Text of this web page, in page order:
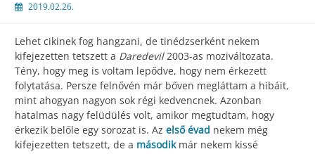
2019.02.26.
Lehet cikinek fog hangzani, de tinédzserként nekem
kifejezetten tetszett a Daredevil2003-as moziváltozata.
Tény, hogy meg is voltam lepődve, hogy nem érkezett
folytatása. Persze felnővén már bőven megláttam a hibáit,
mint ahogyan nagyon sok régi kedvencnek. Azonban
hatalmas nagy felüdülés volt, amikor megtudtam, hogy
érkezik belőle egy sorozat is. Az első évad nekem még
kifejezetten tetszett, de a második már nekem kissé